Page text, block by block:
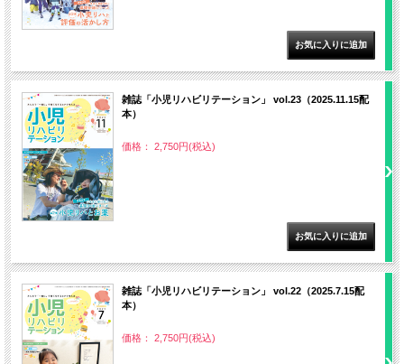
雑誌「小児リハビリテーション」 vol.23（2025.11.15配
本）
価格： 2,750円(税込)
雑誌「小児リハビリテーション」 vol.22（2025.7.15配
本）
価格： 2,750円(税込)